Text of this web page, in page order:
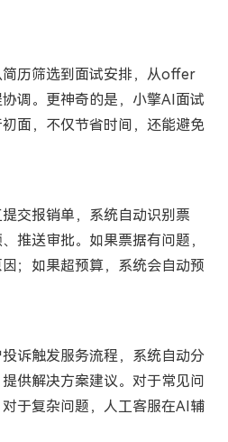
历筛选到面试安排，从offer
调。更神奇的是，小擎AI面试
面，不仅节省时间，还能避免
交报销单，系统自动识别票
推送审批。如果票据有问题，
；如果超预算，系统会自动预
诉触发服务流程，系统自动分
供解决方案建议。对于常见问
于复杂问题，人工客服在AI辅